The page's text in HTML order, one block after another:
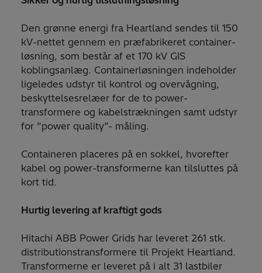
Den grønne energi fra Heartland sendes til 150
kV-nettet gennem en præfabrikeret container-
løsning, som består af et 170 kV GIS
koblingsanlæg. Containerløsningen indeholder
ligeledes udstyr til kontrol og overvågning,
beskyttelsesrelæer for de to power-
transformere og kabelstrækningen samt udstyr
for ”power quality”- måling.
Containeren placeres på en sokkel, hvorefter
kabel og power-transformerne kan tilsluttes på
kort tid.
Hurtig levering af kraftigt gods
Hitachi ABB Power Grids har leveret 261 stk.
distributionstransformere til Projekt Heartland.
Transformerne er leveret på i alt 31 lastbiler